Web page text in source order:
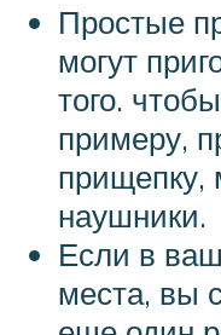
Простые
могут
того.
примеру,
прищепку,
наушники.
Если в
места, вы